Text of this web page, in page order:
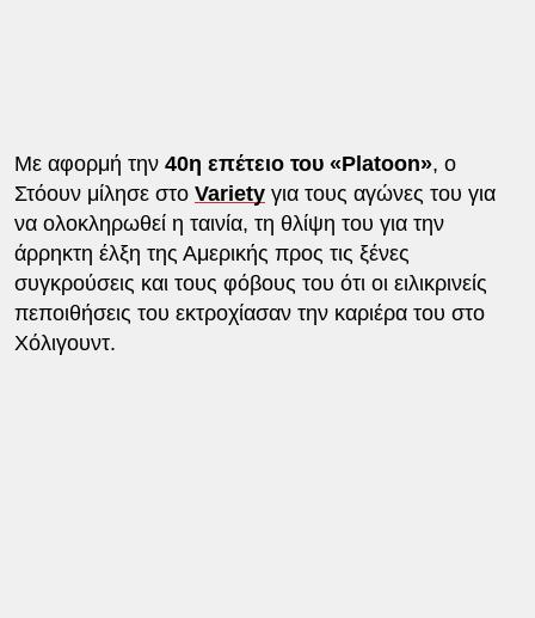
Με αφορμή την 40η επέτειο του «Platoon», ο
Στόουν μίλησε στο Varietyγια τους αγώνες του για
να ολοκληρωθεί η ταινία, τη θλίψη του για την
άρρηκτη έλξη της Αμερικής προς τις ξένες
συγκρούσεις και τους φόβους του ότι οι ειλικρινείς
πεποιθήσεις του εκτροχίασαν την καριέρα του στο
Χόλιγουντ.